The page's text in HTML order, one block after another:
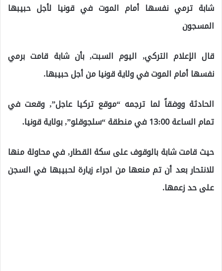
شابة ترمي نفسها أمام الموت في قونيا لأجل حبيبها
المسجون
قال الإعلام التركي, اليوم السبت, بأن شابة قامت برمي
نفسها أمام الموت في ولاية قونيا من أجل حبيبها.
الحادثة ووفقاً لما ترجمه “موقع تركيا عاجل”, وقعت في
تمام الساعة 13:00 في منطقة “سلجوقلو”, بولاية قونيا.
حيث قامت شابة بالوقوف على سكة القطار, في محاولة منها
للانتحار بعد أن تم منعها من اجراء زيارة لحبيبها في السجن
على حد زعمها.